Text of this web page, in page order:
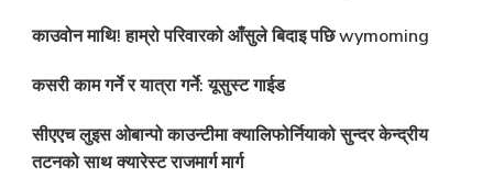
काउवोन माथि! हाम्रो परिवारको आँसुले बिदाइ पछि wymoming
कसरी काम गर्ने र यात्रा गर्ने: यूसुस्ट गाईड
सीएएच लुइस ओबान्पो काउन्टीमा क्यालिफोर्नियाको सुन्दर केन्द्रीय
तटनको साथ क्यारेस्ट राजमार्ग मार्ग